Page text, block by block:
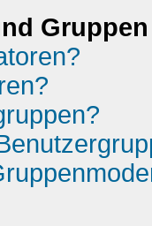
Gruppen